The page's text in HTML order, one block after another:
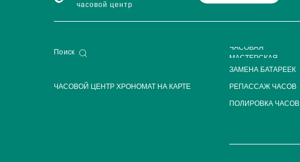
ЧАСОВАЯ
МАСТЕРСКАЯ
ЧАСОВОЙ ЦЕНТР ХРОНОМАТ НА КАРТЕ
Поиск
часовой центр
ЗАМЕНА БАТАРЕЕК
РЕПАССАЖ ЧАСОВ
ПОЛИРОВКА ЧАСОВ